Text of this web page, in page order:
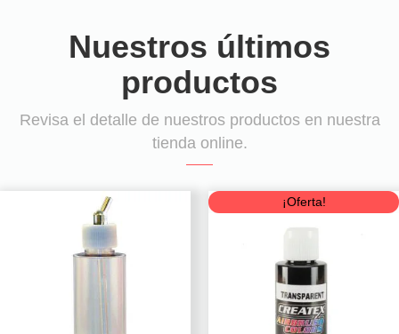
Nuestros últimos
productos
Revisa el detalle de nuestros productos en nuestra
tienda online.
¡Oferta!
Original
price
Current
price